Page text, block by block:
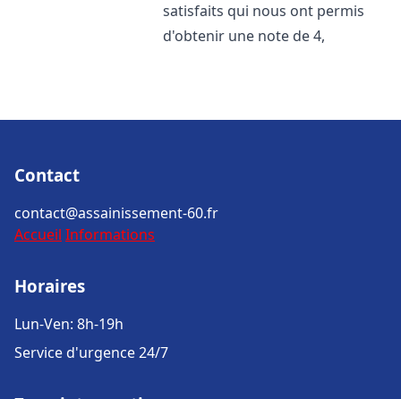
satisfaits qui nous ont permis
d'obtenir une note de 4,
Contact
contact@assainissement-60.fr
Accueil Informations
Horaires
Lun-Ven: 8h-19h
Service d'urgence 24/7